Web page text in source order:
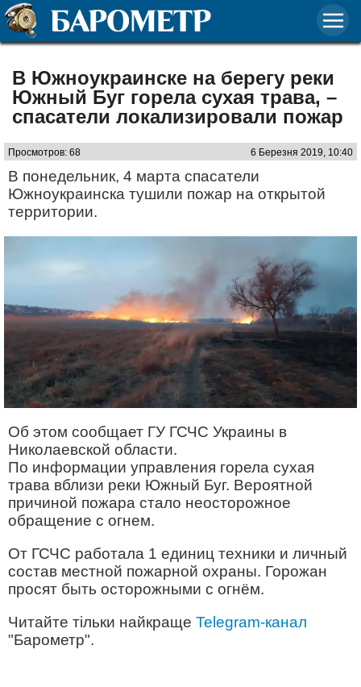
В Южноукраинске на берегу реки
Южный Буг горела сухая трава, –
спасатели локализировали пожар
Просмотров: 68 6 Березня 2019, 10:40
В понедельник, 4 марта спасатели
Южноукраинска тушили пожар на открытой
территории.
Об этом сообщает ГУ ГСЧС Украины в
Николаевской области.
По информации управления горела сухая
трава вблизи реки Южный Буг. Вероятной
причиной пожара стало неосторожное
обращение с огнем.
От ГСЧС работала 1 единиц техники и личный
состав местной пожарной охраны. Горожан
просят быть осторожными с огнём.
Читайте тільки найкраще Telegram-канал
"Барометр".